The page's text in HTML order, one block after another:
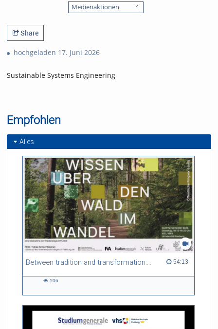
Medienaktionen
Share
hochgeladen 17. Juni 2026
Sustainable Systems Engineering
Empfohlen
Alles
Between tradition and transformation: how owners, advisers and institutions co-create knowledge for resilient forests in Europe 54:13
54:13 duration
106